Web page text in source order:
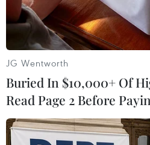
JG Wentworth
Buried In $10,000+ Of
Read Page 2 Before